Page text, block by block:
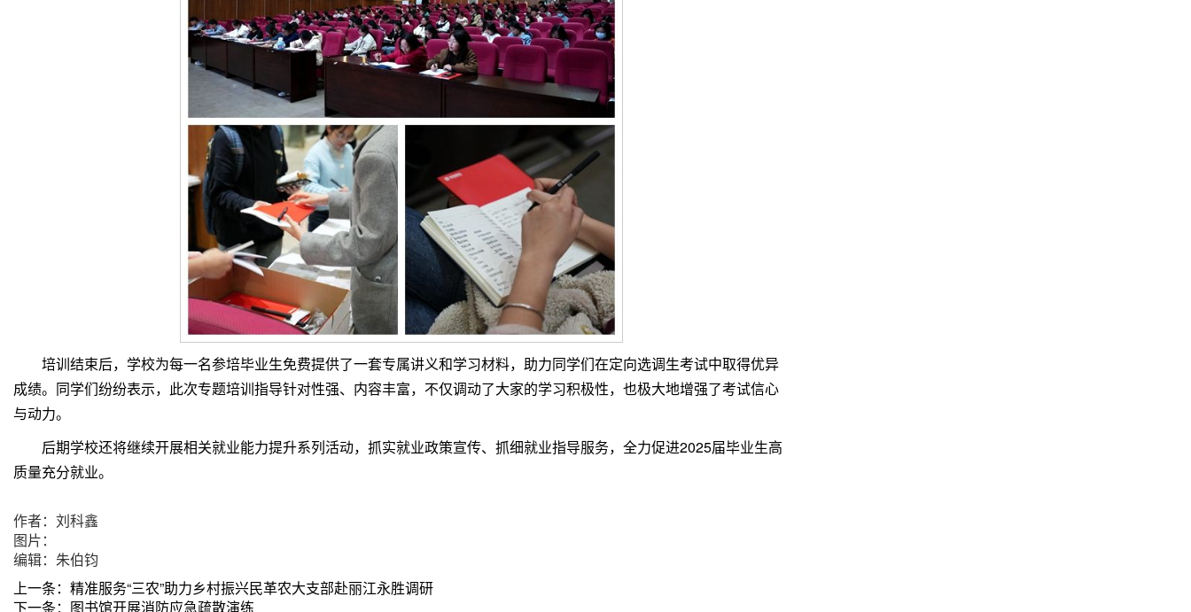
培训结束后，学校为每一名参培毕业生免费提供了一套专属讲义和学习材料，助力同学们在定向选调生考试中取得优异
成绩。同学们纷纷表示，此次专题培训指导针对性强、内容丰富，不仅调动了大家的学习积极性，也极大地增强了考试信心
与动力。
后期学校还将继续开展相关就业能力提升系列活动，抓实就业政策宣传、抓细就业指导服务，全力促进2025届毕业生高
质量充分就业。
作者：刘科鑫
图片：
编辑：朱伯钧
上一条： 精准服务“三农”助力乡村振兴民革农大支部赴丽江永胜调研
下一条： 图书馆开展消防应急疏散演练